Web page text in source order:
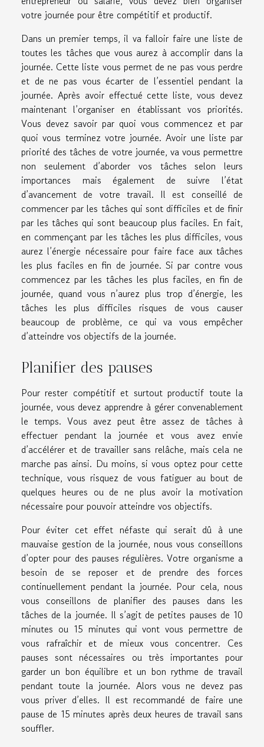
votre journée pour être compétitif et productif.
Dans un premier temps, il va falloir faire une liste de
toutes les tâches que vous aurez à accomplir dans la
journée. Cette liste vous permet de ne pas vous perdre
et de ne pas vous écarter de l’essentiel pendant la
journée. Après avoir effectué cette liste, vous devez
maintenant l’organiser en établissant vos priorités.
Vous devez savoir par quoi vous commencez et par
quoi vous terminez votre journée. Avoir une liste par
priorité des tâches de votre journée, va vous permettre
non seulement d’aborder vos tâches selon leurs
importances mais également de suivre l’état
d’avancement de votre travail. Il est conseillé de
commencer par les tâches qui sont difficiles et de finir
par les tâches qui sont beaucoup plus faciles. En fait,
en commençant par les tâches les plus difficiles, vous
aurez l’énergie nécessaire pour faire face aux tâches
les plus faciles en fin de journée. Si par contre vous
commencez par les tâches les plus faciles, en fin de
journée, quand vous n’aurez plus trop d’énergie, les
tâches les plus difficiles risques de vous causer
beaucoup de problème, ce qui va vous empêcher
d’atteindre vos objectifs de la journée.
Planifier des pauses
Pour rester compétitif et surtout productif toute la
journée, vous devez apprendre à gérer convenablement
le temps. Vous avez peut être assez de tâches à
effectuer pendant la journée et vous avez envie
d’accélérer et de travailler sans relâche, mais cela ne
marche pas ainsi. Du moins, si vous optez pour cette
technique, vous risquez de vous fatiguer au bout de
quelques heures ou de ne plus avoir la motivation
nécessaire pour pouvoir atteindre vos objectifs.
Pour éviter cet effet néfaste qui serait dû à une
mauvaise gestion de la journée, nous vous conseillons
d’opter pour des pauses régulières. Votre organisme a
besoin de se reposer et de prendre des forces
continuellement pendant la journée. Pour cela, nous
vous conseillons de planifier des pauses dans les
tâches de la journée. Il s’agit de petites pauses de 10
minutes ou 15 minutes qui vont vous permettre de
vous rafraîchir et de mieux vous concentrer. Ces
pauses sont nécessaires ou très importantes pour
garder un bon équilibre et un bon rythme de travail
pendant toute la journée. Alors vous ne devez pas
vous priver d’elles. Il est recommandé de faire une
pause de 15 minutes après deux heures de travail sans
souffler.